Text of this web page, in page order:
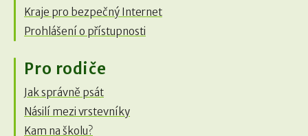
Kraje pro bezpečný Internet
Prohlášení o přístupnosti
Pro rodiče
Jak správně psát
Násilí mezi vrstevníky
Kam na školu?